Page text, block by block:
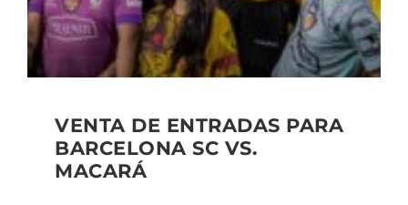
VENTA DE ENTRADAS PARA
BARCELONA SC VS.
MACARÁ